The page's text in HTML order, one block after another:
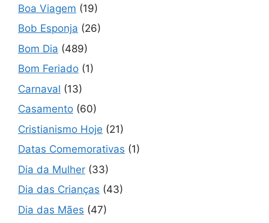
Boa Viagem (19)
Bob Esponja (26)
Bom Dia (489)
Bom Feriado (1)
Carnaval (13)
Casamento (60)
Cristianismo Hoje (21)
Datas Comemorativas (1)
Dia da Mulher (33)
Dia das Crianças (43)
Dia das Mães (47)